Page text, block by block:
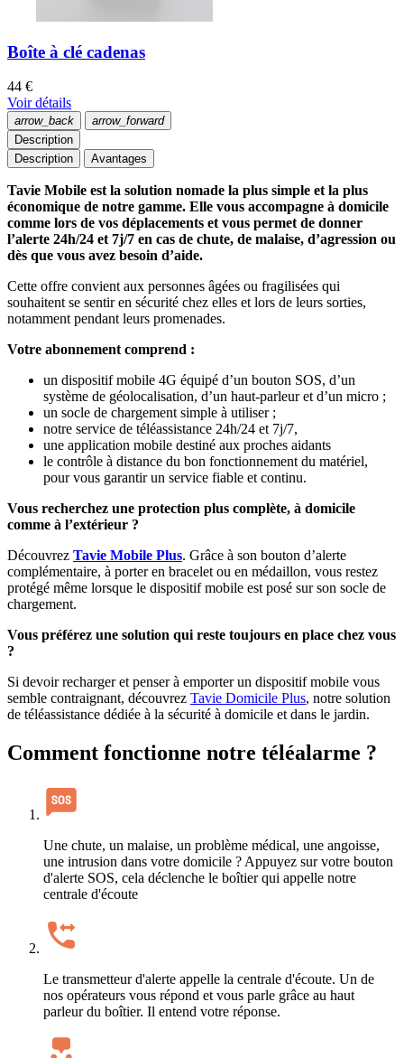
Boîte à clé cadenas
44 €
Voir détails
arrow_back
arrow_forward
Description
Description
Avantages
Tavie Mobile est la solution nomade la plus simple et la plus
économique de notre gamme. Elle vous accompagne à domicile
comme lors de vos déplacements et vous permet de donner
l’alerte 24h/24 et 7j/7 en cas de chute, de malaise, d’agression ou
dès que vous avez besoin d’aide.
Cette offre convient aux personnes âgées ou fragilisées qui
souhaitent se sentir en sécurité chez elles et lors de leurs sorties,
notamment pendant leurs promenades.
Votre abonnement comprend :
un dispositif mobile 4G équipé d’un bouton SOS, d’un
système de géolocalisation, d’un haut-parleur et d’un micro ;
un socle de chargement simple à utiliser ;
notre service de téléassistance 24h/24 et 7j/7,
une application mobile destiné aux proches aidants
le contrôle à distance du bon fonctionnement du matériel,
pour vous garantir un service fiable et continu.
Vous recherchez une protection plus complète, à domicile
comme à l’extérieur ?
Découvrez Tavie Mobile Plus. Grâce à son bouton d’alerte
complémentaire, à porter en bracelet ou en médaillon, vous restez
protégé même lorsque le dispositif mobile est posé sur son socle de
chargement.
Vous préférez une solution qui reste toujours en place chez vous
?
Si devoir recharger et penser à emporter un dispositif mobile vous
semble contraignant, découvrez Tavie Domicile Plus, notre solution
de téléassistance dédiée à la sécurité à domicile et dans le jardin.
Comment fonctionne notre téléalarme ?
Une chute, un malaise, un problème médical, une angoisse,
une intrusion dans votre domicile ? Appuyez sur votre bouton
d'alerte SOS, cela déclenche le boîtier qui appelle notre
centrale d'écoute
Le transmetteur d'alerte appelle la centrale d'écoute. Un de
nos opérateurs vous répond et vous parle grâce au haut
parleur du boîtier. Il entend votre réponse.